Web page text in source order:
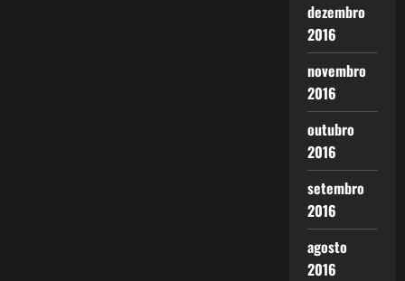
dezembro
2016
novembro
2016
outubro
2016
setembro
2016
agosto
2016